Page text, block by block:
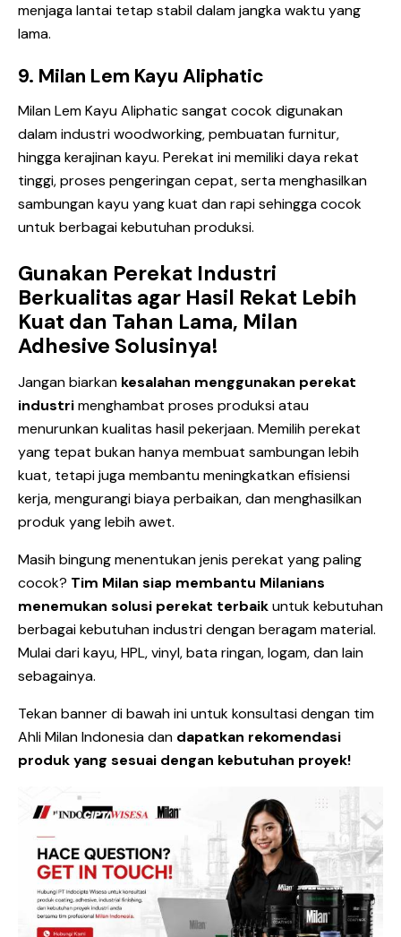
menjaga lantai tetap stabil dalam jangka waktu yang
lama.
9. Milan Lem Kayu Aliphatic
Milan Lem Kayu Aliphaticsangat cocok digunakan
dalam industri woodworking, pembuatan furnitur,
hingga kerajinan kayu. Perekat ini memiliki daya rekat
tinggi, proses pengeringan cepat, serta menghasilkan
sambungan kayu yang kuat dan rapi sehingga cocok
untuk berbagai kebutuhan produksi.
Gunakan Perekat Industri
Berkualitas agar Hasil Rekat Lebih
Kuat dan Tahan Lama, Milan
Adhesive Solusinya!
Jangan biarkan kesalahan menggunakan perekat
industrimenghambat proses produksi atau
menurunkan kualitas hasil pekerjaan. Memilih perekat
yang tepat bukan hanya membuat sambungan lebih
kuat, tetapi juga membantu meningkatkan efisiensi
kerja, mengurangi biaya perbaikan, dan menghasilkan
produk yang lebih awet.
Masih bingung menentukan jenis perekat yang paling
cocok? Tim Milan siap membantu Milanians
menemukan solusi perekat terbaikuntuk kebutuhan
berbagai kebutuhan industri dengan beragam material.
Mulai dari kayu, HPL, vinyl, bata ringan, logam, dan lain
sebagainya.
Tekan banner di bawah ini untuk konsultasi dengan tim
Ahli Milan Indonesia dan dapatkan rekomendasi
produk yang sesuai dengan kebutuhan proyek!